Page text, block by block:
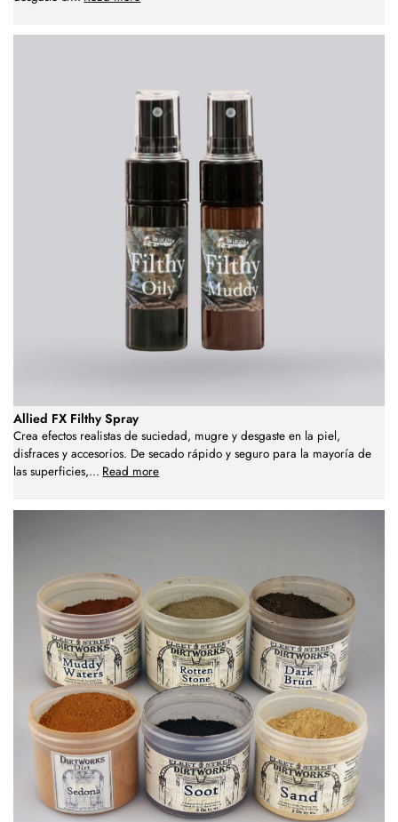
Allied FX Filthy Spray
Crea efectos realistas de suciedad, mugre y desgaste en la piel,
disfraces y accesorios. De secado rápido y seguro para la mayoría de
las superficies,... Read more